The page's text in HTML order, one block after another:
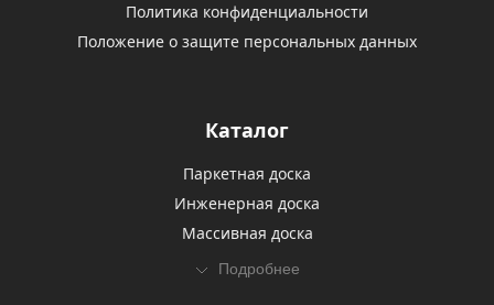
Политика конфиденциальности
Положение о защите персональных данных
Каталог
Паркетная доска
Инженерная доска
Массивная доска
Подробнее